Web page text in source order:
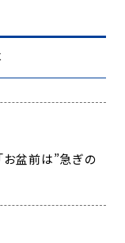
盆前は”急ぎの